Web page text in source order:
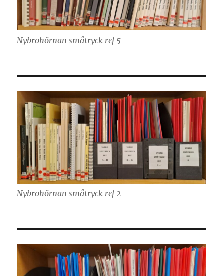
Nybrohörnan småtryck ref 5
Nybrohörnan småtryck ref 2